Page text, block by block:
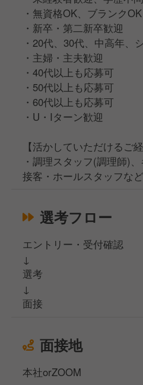
・無資格OK、ブランクOK
・新卒・第二新卒歓迎
・20代、30代、中高年、
・主婦・主夫歓迎
・40代以上も応募可
・50代以上も応募可
・60代以上も応募可
・U・Iターン歓迎
【活かしていただけるご経
・調理スタッフ(調理師)、
接客・ホールスタッフなど
選考フロー
エントリー・受付確認
↓
選考
↓
面接
面接地
本社orZOOM